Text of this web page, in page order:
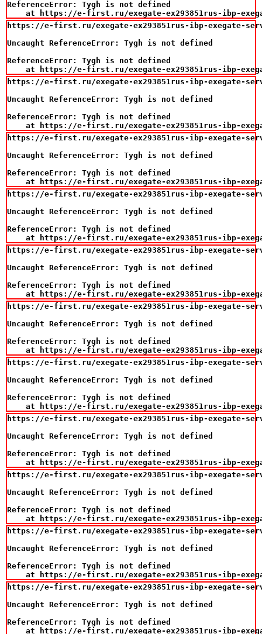
ReferenceError: Tygh is not defined
at https://e-first.ru/exegate-ex293851rus-ibp-
https://e-first.ru/exegate-ex293851rus-ibp-exegate-
Uncaught ReferenceError: Tygh is not defined
ReferenceError: Tygh is not defined
at https://e-first.ru/exegate-ex293851rus-ibp-
https://e-first.ru/exegate-ex293851rus-ibp-exegate-
Uncaught ReferenceError: Tygh is not defined
ReferenceError: Tygh is not defined
at https://e-first.ru/exegate-ex293851rus-ibp-
https://e-first.ru/exegate-ex293851rus-ibp-exegate-
Uncaught ReferenceError: Tygh is not defined
ReferenceError: Tygh is not defined
at https://e-first.ru/exegate-ex293851rus-ibp-
https://e-first.ru/exegate-ex293851rus-ibp-exegate-
Uncaught ReferenceError: Tygh is not defined
ReferenceError: Tygh is not defined
at https://e-first.ru/exegate-ex293851rus-ibp-
https://e-first.ru/exegate-ex293851rus-ibp-exegate-
Uncaught ReferenceError: Tygh is not defined
ReferenceError: Tygh is not defined
at https://e-first.ru/exegate-ex293851rus-ibp-
https://e-first.ru/exegate-ex293851rus-ibp-exegate-
Uncaught ReferenceError: Tygh is not defined
ReferenceError: Tygh is not defined
at https://e-first.ru/exegate-ex293851rus-ibp-
https://e-first.ru/exegate-ex293851rus-ibp-exegate-
Uncaught ReferenceError: Tygh is not defined
ReferenceError: Tygh is not defined
at https://e-first.ru/exegate-ex293851rus-ibp-
https://e-first.ru/exegate-ex293851rus-ibp-exegate-
Uncaught ReferenceError: Tygh is not defined
ReferenceError: Tygh is not defined
at https://e-first.ru/exegate-ex293851rus-ibp-
https://e-first.ru/exegate-ex293851rus-ibp-exegate-
Uncaught ReferenceError: Tygh is not defined
ReferenceError: Tygh is not defined
at https://e-first.ru/exegate-ex293851rus-ibp-
https://e-first.ru/exegate-ex293851rus-ibp-exegate-
Uncaught ReferenceError: Tygh is not defined
ReferenceError: Tygh is not defined
at https://e-first.ru/exegate-ex293851rus-ibp-
https://e-first.ru/exegate-ex293851rus-ibp-exegate-
Uncaught ReferenceError: Tygh is not defined
ReferenceError: Tygh is not defined
at https://e-first.ru/exegate-ex293851rus-ibp-